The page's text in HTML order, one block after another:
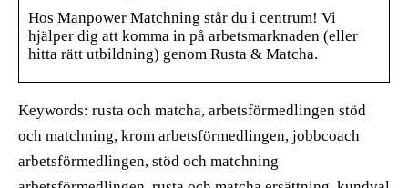
Hos Manpower Matchning står du i centrum! Vi
hjälper dig att komma in på arbetsmarknaden (eller
hitta rätt utbildning) genom Rusta & Matcha.
Keywords: rusta och matcha, arbetsförmedlingen stöd
och matchning, krom arbetsförmedlingen, jobbcoach
arbetsförmedlingen, stöd och matchning